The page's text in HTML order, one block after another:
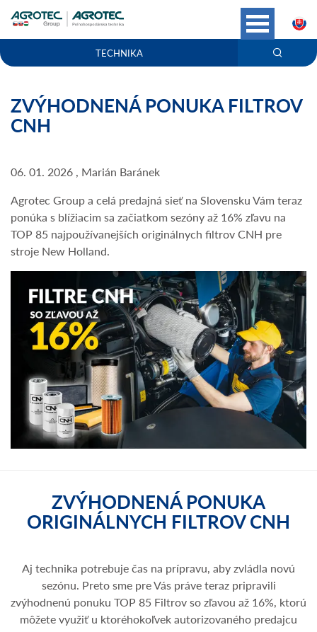
TECHNIKA
ZVÝHODNENÁ PONUKA FILTROV
CNH
06. 01. 2026 , Marián Baránek
Agrotec Group a celá predajná sieť na Slovensku Vám teraz
ponúka s blížiacim sa začiatkom sezóny až 16% zľavu na
TOP 85 najpoužívanejších originálnych filtrov CNH pre
stroje New Holland.
ZVÝHODNENÁ PONUKA
ORIGINÁLNYCH FILTROV CNH
Aj technika potrebuje čas na prípravu, aby zvládla novú
sezónu. Preto sme pre Vás práve teraz pripravili
zvýhodnenú ponuku TOP 85 Filtrov so zľavou až 16%, ktorú
môžete využiť u ktoréhokoľvek autorizovaného predajcu